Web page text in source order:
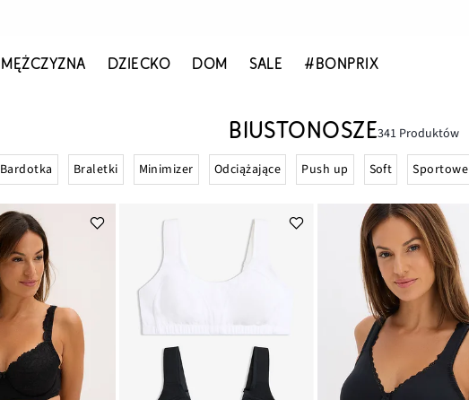
MĘŻCZYZNA DZIECKO DOM SALE #BONPRIX
BIUSTONOSZE341 Produktów
Bardotka Braletki Minimizer Odciążające Push up Soft Sportowe